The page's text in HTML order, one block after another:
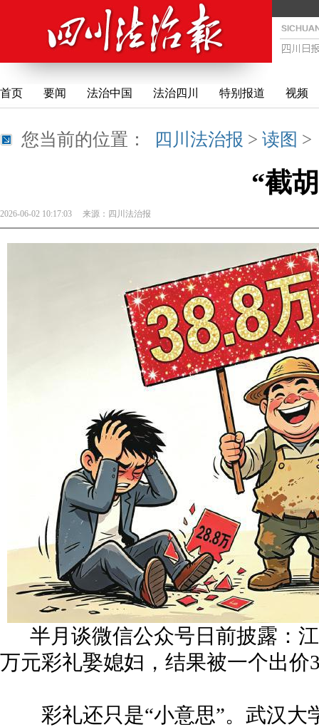
首页 要闻 法治中国 法治四川 特别报道 视频
您当前的位置： 四川法治报 > 读图
“截
2026-06-02 10:17:03 来源： 四川法治报
半月谈微信公众号日前披露：江
万元彩礼娶媳妇，结果被一个出价
彩礼还只是“小意思”。武汉大